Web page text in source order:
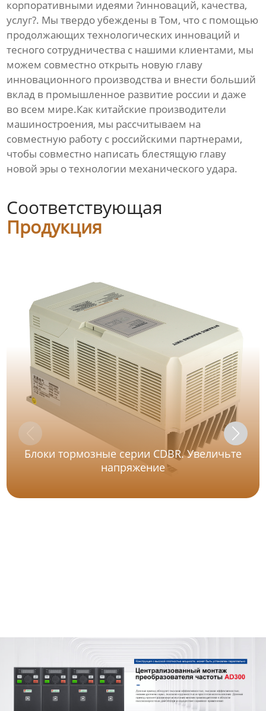
корпоративными идеями ?инноваций, качества,
услуг?. Мы твердо убеждены в Том, что с помощью
продолжающих технологических инноваций и
тесного сотрудничества с нашими клиентами, мы
можем совместно открыть новую главу
инновационного производства и внести больший
вклад в промышленное развитие россии и даже
во всем мире.Как китайские производители
машиностроения, мы рассчитываем на
совместную работу с российскими партнерами,
чтобы совместно написать блестящую главу
новой эры о технологии механического удара.
Соответствующая
Продукция
Блоки тормозные серии CDBR. Увеличьте
напряжение